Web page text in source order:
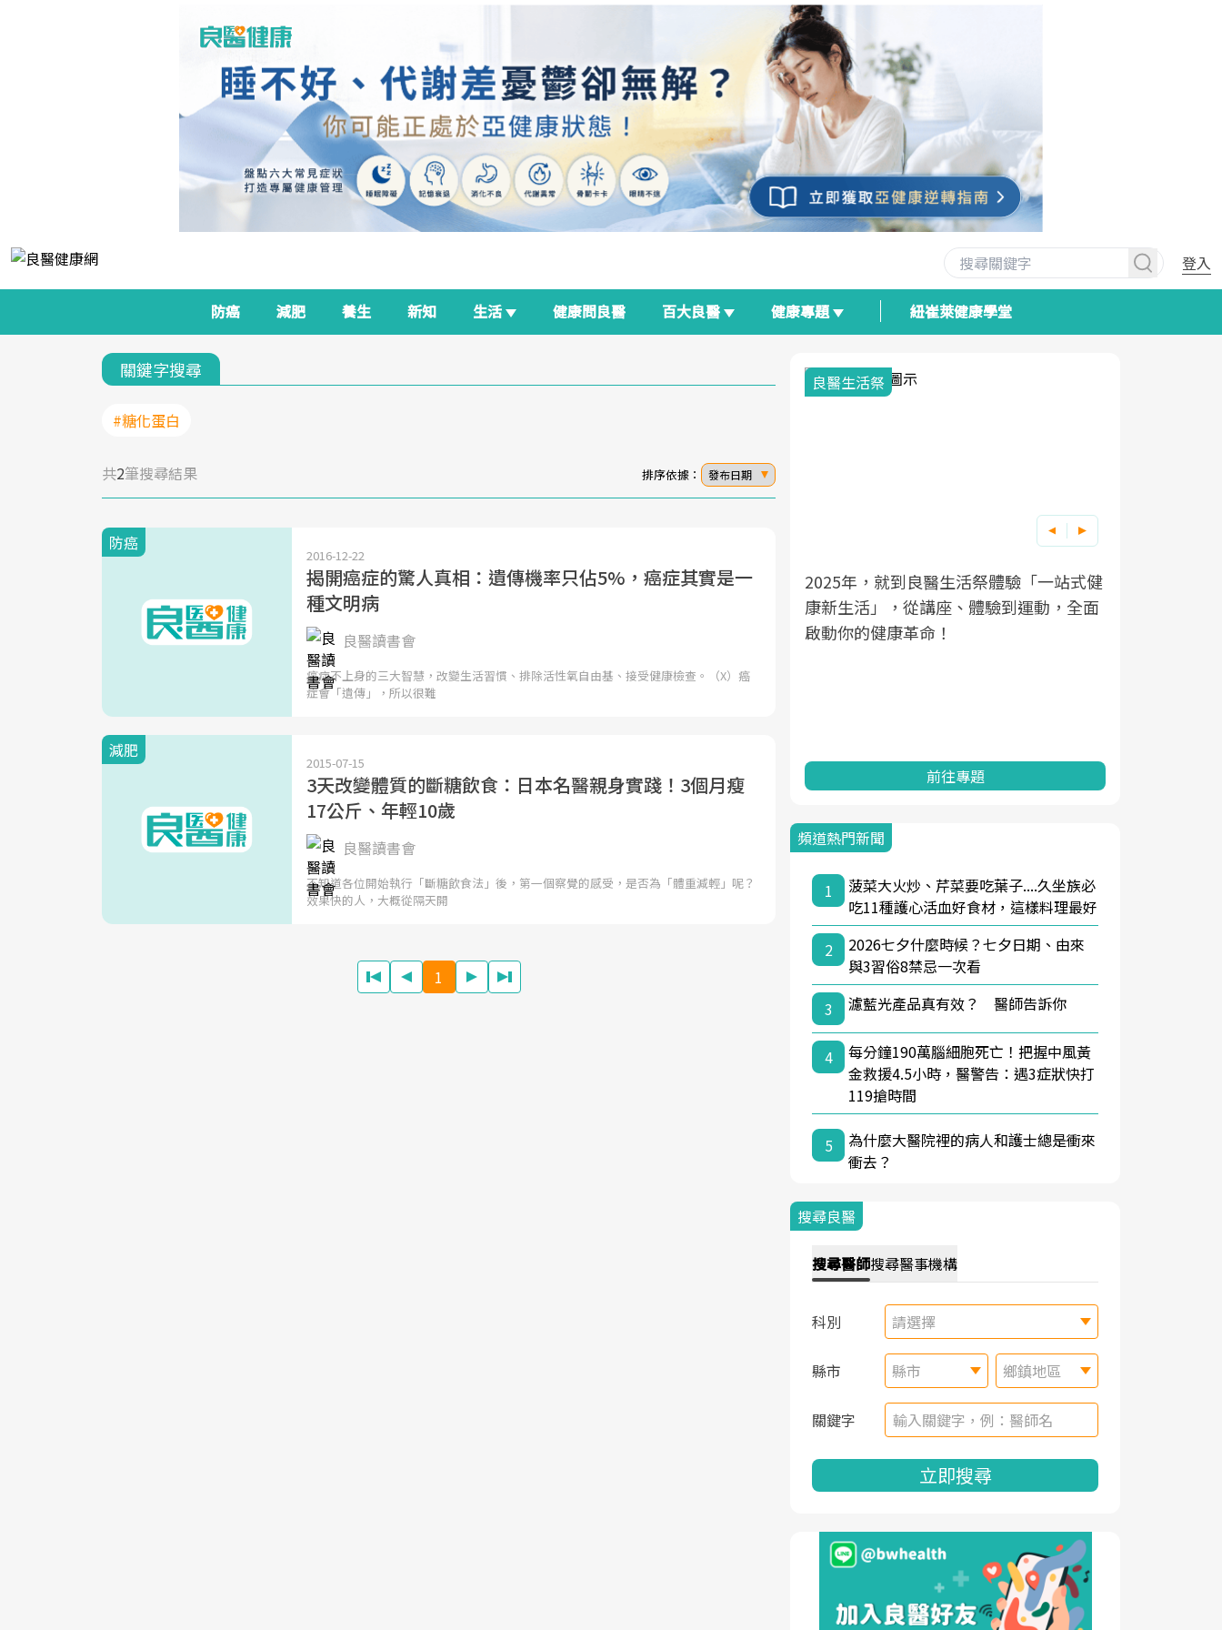
登入
防癌 減肥 養生 新知 生活 健康問良醫 百大良醫 健康專題 紐崔萊健康學堂
關鍵字搜尋
#糖化蛋白
共2筆搜尋結果 排序依據： 發布日期
防癌
2016-12-22
揭開癌症的驚人真相：遺傳機率只佔5%，癌症其實是一
種文明病
良醫讀書會
癌症不上身的三大智慧，改變生活習慣、排除活性氧自由基、接受健康檢查。（X）癌
症會「遺傳」，所以很難
減肥
2015-07-15
3天改變體質的斷糖飲食：日本名醫親身實踐！3個月瘦
17公斤、年輕10歲
良醫讀書會
不知道各位開始執行「斷糖飲食法」後，第一個察覺的感受，是否為「體重減輕」呢？
效果快的人，大概從隔天開
1
面對超高齡社會的浪潮，台灣正在快速邁
心議題。然而，健檢不只是醫療院所的服
前往專題
良醫生活祭
2025年，就到良醫生活祭體驗「一站式健
前往專題
我與健康韌性的距離
良醫健康網從「換季的身體變化」出發，
透過醫學觀點與日常感受的對話，建立對
亞健康的認知，進而引導實際的改善行
前往專題
頻道熱門新聞
1
菠菜大火炒、芹菜要吃葉子....久坐族必
吃11種護心活血好食材，這樣料理最好
2
2026七夕什麼時候？七夕日期、由來
與3習俗8禁忌一次看
3
濾藍光產品真有效？ 醫師告訴你
4
每分鐘190萬腦細胞死亡！把握中風黃
金救援4.5小時，醫警告：遇3症狀快打
119搶時間
5
為什麼大醫院裡的病人和護士總是衝來
衝去？
搜尋良醫
搜尋醫師搜尋醫事機構
科別 請選擇
縣市 縣市 鄉鎮地區
關鍵字
立即搜尋